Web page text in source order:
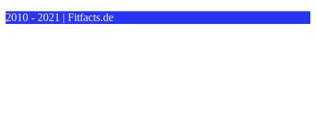
2010 - 2021 | Fitfacts.de